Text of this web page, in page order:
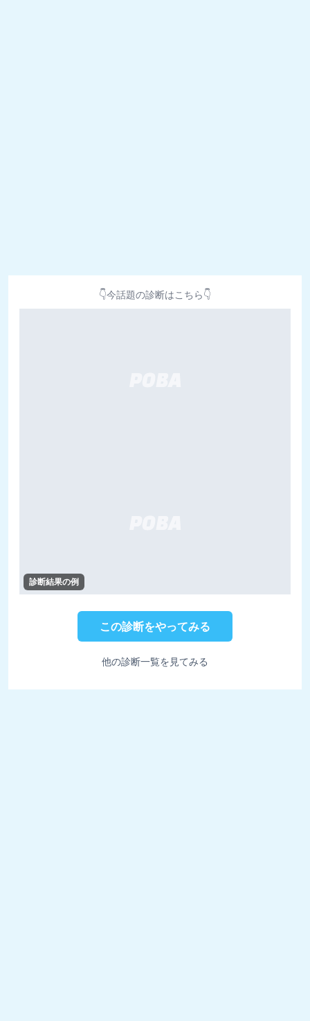
👇今話題の診断はこちら👇
診断結果の例
この診断をやってみる
他の診断一覧を見てみる